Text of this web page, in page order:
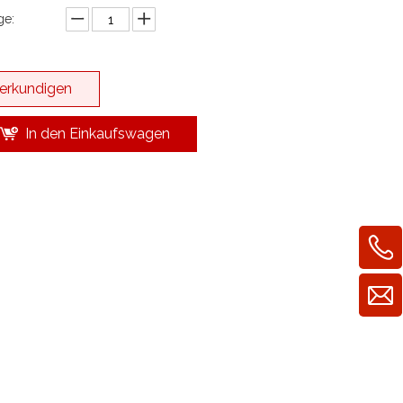
erkundigen
In den Einkaufswagen